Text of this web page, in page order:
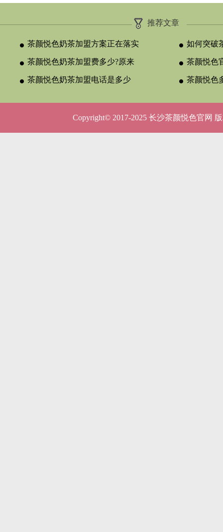
推荐文章
茶颜悦色奶茶加盟方案正在落实 如何突破
颈？
茶颜悦色奶茶加盟费多少?原来
与合作类型
茶颜悦色
晚吗？
茶颜悦色奶茶加盟电话是多少 茶颜悦色
Copyright© 2017-2025 长沙茶颜悦色官网